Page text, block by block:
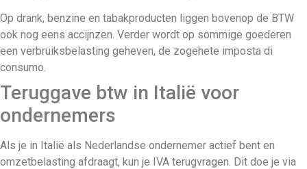
Op drank, benzine en tabakproducten liggen bovenop de BTW
ook nog eens accijnzen. Verder wordt op sommige goederen
een verbruiksbelasting geheven, de zogehete imposta di
consumo.
Teruggave btw in Italië voor
ondernemers
Als je in Italië als Nederlandse ondernemer actief bent en
omzetbelasting afdraagt, kun je IVA terugvragen. Dit doe je via